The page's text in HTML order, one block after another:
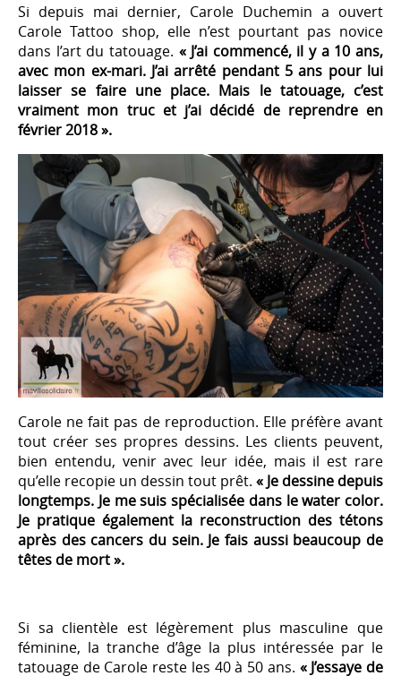
Si depuis mai dernier, Carole Duchemin a ouvert
Carole Tattoo shop, elle n’est pourtant pas novice
dans l’art du tatouage. « J’ai commencé, il y a 10 ans,
avec mon ex-mari. J’ai arrêté pendant 5 ans pour lui
laisser se faire une place. Mais le tatouage, c’est
vraiment mon truc et j’ai décidé de reprendre en
février 2018 ».
Carole ne fait pas de reproduction. Elle préfère avant
tout créer ses propres dessins. Les clients peuvent,
bien entendu, venir avec leur idée, mais il est rare
qu’elle recopie un dessin tout prêt. « Je dessine depuis
longtemps. Je me suis spécialisée dans le water color.
Je pratique également la reconstruction des tétons
après des cancers du sein. Je fais aussi beaucoup de
têtes de mort ».
Si sa clientèle est légèrement plus masculine que
féminine, la tranche d’âge la plus intéressée par le
tatouage de Carole reste les 40 à 50 ans. « J’essaye de